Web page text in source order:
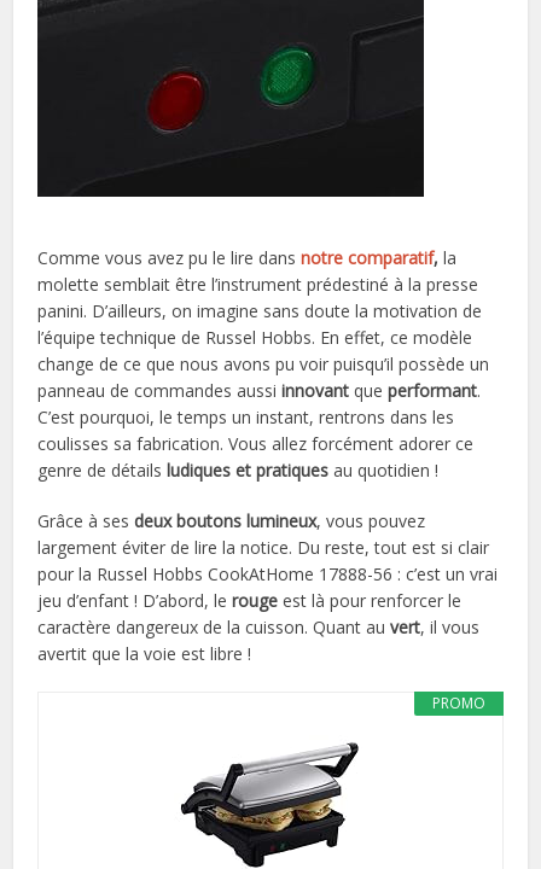
Comme vous avez pu le lire dans notre comparatif, la
molette semblait être l’instrument prédestiné à la presse
panini. D’ailleurs, on imagine sans doute la motivation de
l’équipe technique de Russel Hobbs. En effet, ce modèle
change de ce que nous avons pu voir puisqu’il possède un
panneau de commandes aussiinnovant queperformant.
C’est pourquoi, le temps un instant, rentrons dans les
coulisses sa fabrication. Vous allez forcément adorer ce
genre de détails ludiques et pratiques au quotidien !
Grâce à sesdeux boutons lumineux, vous pouvez
largement éviter de lire la notice. Du reste, tout est si clair
pour la Russel Hobbs CookAtHome 17888-56 : c’est un vrai
jeu d’enfant ! D’abord, lerouge est là pour renforcer le
caractère dangereux de la cuisson. Quant auvert, il vous
avertit que la voie est libre !
PROMO